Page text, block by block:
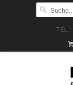
TEL.: